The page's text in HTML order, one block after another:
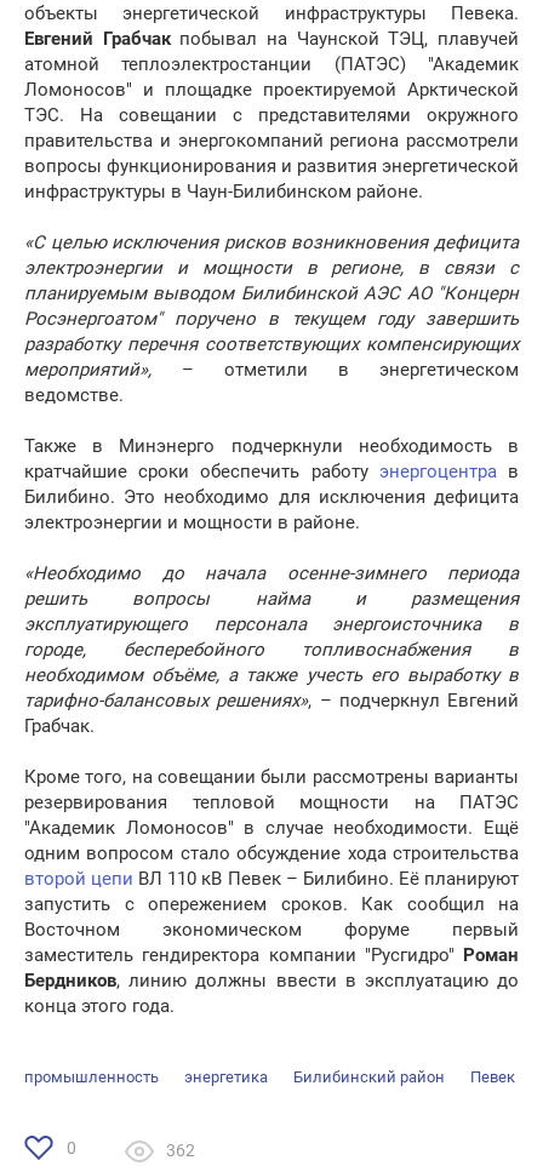
объекты энергетической инфраструктуры Певека.
Евгений Грабчакпобывал на Чаунской ТЭЦ, плавучей
атомной теплоэлектростанции (ПАТЭС) "Академик
Ломоносов" и площадке проектируемой Арктической
ТЭС. На совещании с представителями окружного
правительства и энергокомпаний региона рассмотрели
вопросы функционирования и развития энергетической
инфраструктуры в Чаун-Билибинском районе.
«С целью исключения рисков возникновения дефицита
электроэнергии и мощности в регионе, в связи с
планируемым выводом Билибинской АЭС АО "Концерн
Росэнергоатом" поручено в текущем году завершить
разработку перечня соответствующих компенсирующих
мероприятий», – отметили в энергетическом
ведомстве.
Также в Минэнерго подчеркнули необходимость в
кратчайшие сроки обеспечить работу энергоцентра в
Билибино. Это необходимо для исключения дефицита
электроэнергии и мощности в районе.
«Необходимо до начала осенне-зимнего периода
решить вопросы найма и размещения
эксплуатирующего персонала энергоисточника в
городе, бесперебойного топливоснабжения в
необходимом объёме, а также учесть его выработку в
тарифно-балансовых решениях», – подчеркнул Евгений
Грабчак.
Кроме того, на совещании были рассмотрены варианты
резервирования тепловой мощности на ПАТЭС
"Академик Ломоносов" в случае необходимости. Ещё
одним вопросом стало обсуждение хода строительства
второй цепи ВЛ 110 кВ Певек – Билибино. Её планируют
запустить с опережением сроков. Как сообщил на
Восточном экономическом форуме первый
заместитель гендиректора компании "Русгидро" Роман
Бердников, линию должны ввести в эксплуатацию до
конца этого года.
промышленность энергетика Билибинский район Певек
0 362